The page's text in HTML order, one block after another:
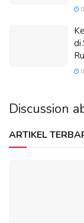
di
Discussion
ARTIKEL